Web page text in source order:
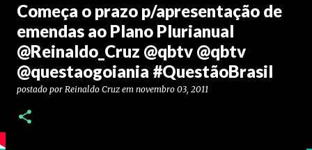
Começa o prazo p/apresentação de
emendas ao Plano Plurianual
@Reinaldo_Cruz @qbtv @qbtv
@questaogoiania #QuestãoBrasil
postado por Reinaldo Cruz em novembro 03, 2011